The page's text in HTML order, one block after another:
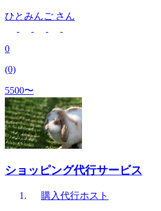
ひとみんご さん
0
(0)
5500〜
ショッピング代行サービス
購入代行ホスト